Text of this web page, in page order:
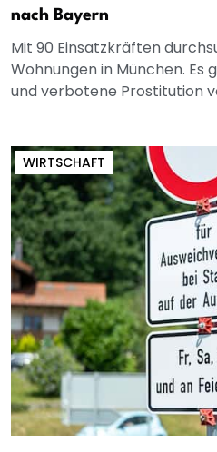
nach Bayern
Mit 90 Einsatzkräften
Wohnungen in München. Es
und verbotene Prostitution
WIRTSCHAFT